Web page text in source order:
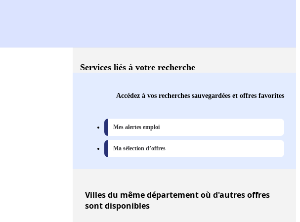
Services liés à votre recherche
Accédez à vos recherches sauvegardées et offres favorites
Mes alertes emploi
Ma sélection d’offres
Villesdu même département où d'autres offres
sont disponibles